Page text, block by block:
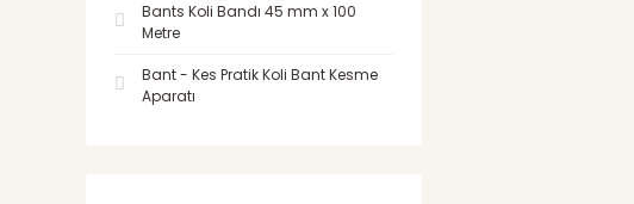
Bants Koli Bandı 45 mm x 100
Metre
Bant - Kes Pratik Koli Bant Kesme
Aparatı